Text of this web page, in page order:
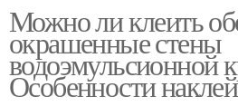
Можно ли клеить
окрашенные стены
водоэмульсионной
Особенности